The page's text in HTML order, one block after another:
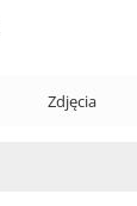
Zdjęcia